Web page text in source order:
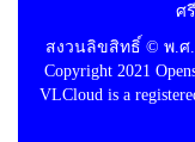
ศ
สงวนลิขสิทธิ์ © พ.ศ.
Copyright 2021
VLCloud is a